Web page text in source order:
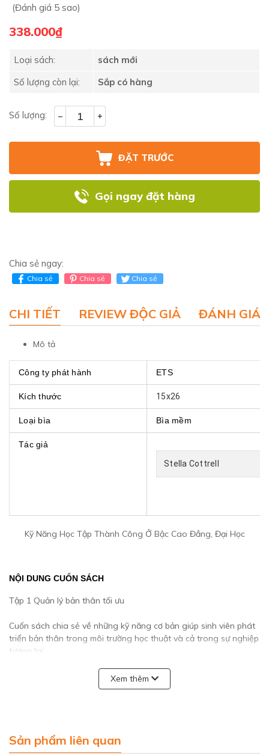
(Đánh giá 5 sao)
338.000₫
Loại sách:
sách mới
Số lượng còn lại:
Sắp có hàng
Số lượng: – +
ĐẶT TRƯỚC
Gọi ngay đặt hàng
Chia sẻ ngay:
Chia sẻ Chia sẻ Chia sẻ
CHI TIẾT REVIEW ĐỘC GIẢ ĐÁNH GIÁ
Mô tả
Công ty phát hành ETS
Kích thước 15x26
Loại bìa Bìa mềm
Tác giả
Stella Cottrell
Kỹ Năng Học Tập Thành Công Ở Bậc Cao Đẳng, Đại Học
NỘI DUNG CUỐN SÁCH
Tập 1 Quản lý bản thân tối ưu
Cuốn sách chia sẻ về những kỹ năng cơ bản giúp sinh viên phát
triển bản thân trong môi trường học thuật và cả trong sự nghiệp
tương lai.
Mỗi chương cũng sẽ có những phần tóm tắt và chi tiết về thông
tin mà sinh viên cần nắm được.
Ngoài ra, các kỹ năng không thể thiếu như tìm hiểu về khóa học,
Xem thêm
Sản phẩm liên quan